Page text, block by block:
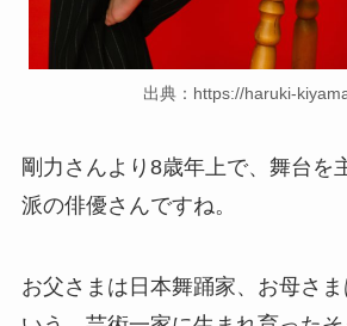
出典：https://haruki-
剛力さんより8歳年上で、舞台を
派の俳優さんですね。
お父さまは日本舞踊家、お母さ